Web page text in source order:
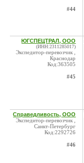
#44
ЮГСПЕЦТРАЛ, ООО
(ИНН:2311285017)
Экспедитор-перевозчик ,
Краснодар
Код:363505
#45
Справедливость, ООО
Экспедитор-перевозчик ,
Санкт-Петербург
Код:2292726
#46